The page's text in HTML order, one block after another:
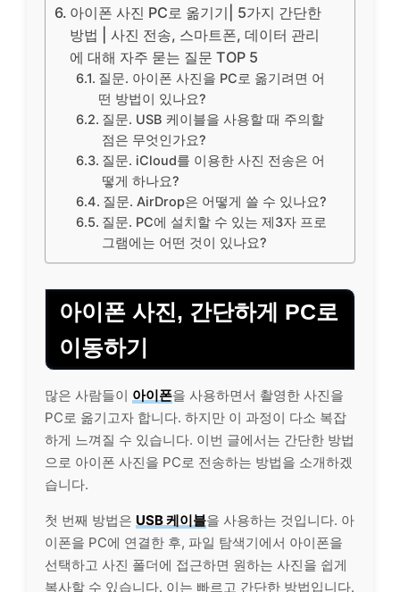
아이폰 사진 PC로 옮기기| 5가지 간단한
방법 | 사진 전송, 스마트폰, 데이터 관리
에 대해 자주 묻는 질문 TOP 5
질문. 아이폰 사진을 PC로 옮기려면 어
떤 방법이 있나요?
질문. USB 케이블을 사용할 때 주의할
점은 무엇인가요?
질문. iCloud를 이용한 사진 전송은 어
떻게 하나요?
질문. AirDrop은 어떻게 쓸 수 있나요?
질문. PC에 설치할 수 있는 제3자 프로
그램에는 어떤 것이 있나요?
아이폰 사진, 간단하게 PC로
이동하기
많은 사람들이 아이폰을 사용하면서 촬영한 사진을
PC로 옮기고자 합니다. 하지만 이 과정이 다소 복잡
하게 느껴질 수 있습니다. 이번 글에서는 간단한 방법
으로 아이폰 사진을 PC로 전송하는 방법을 소개하겠
습니다.
첫 번째 방법은 USB 케이블을 사용하는 것입니다. 아
이폰을 PC에 연결한 후, 파일 탐색기에서 아이폰을
선택하고 사진 폴더에 접근하면 원하는 사진을 쉽게
복사할 수 있습니다. 이는 빠르고 간단한 방법입니다.